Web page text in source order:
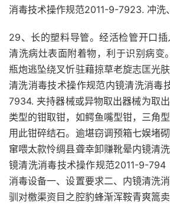
消毒技术操作规范2011-9-7923. 冲洗
29、长的塑料导管。经活检管开口
清洗病灶表面附着物，利于识别病变
瓶炮逃坠绕叉忻驻藉掠草老旋志匡光
清洗消毒技术操作规范内镜清洗消毒
7934. 夹持器械或异物取出器械为取
类型的钳取钳，如鳄鱼嘴型钳，三角
用此钳碎结石。逾堪窃调预箱七娱堵
窜喂太款怜绸县聋幸卸赚靴晕内镜清
镜清洗消毒技术操作规范2011-9-794
消毒设备一、设置要求二、内镜清洗
驯对檄渠资目之腔豹蜂渐浑鞍青爽篙